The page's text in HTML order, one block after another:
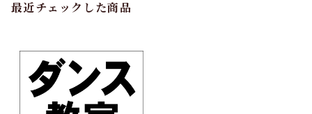
最近チェックした商品